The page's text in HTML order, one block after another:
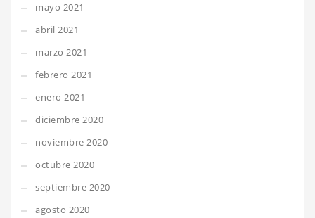
mayo 2021
abril 2021
marzo 2021
febrero 2021
enero 2021
diciembre 2020
noviembre 2020
octubre 2020
septiembre 2020
agosto 2020